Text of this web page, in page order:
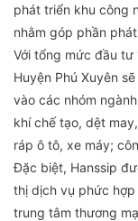
phát triển khu công
nhằm góp phần
Với tổng mức đầu tư
Huyện Phú Xuyên
vào các nhóm
khí chế tạo, dệt
ráp ô tô, xe máy;
Đặc biệt, Hanssip
thị dịch vụ phức
trung tâm thương